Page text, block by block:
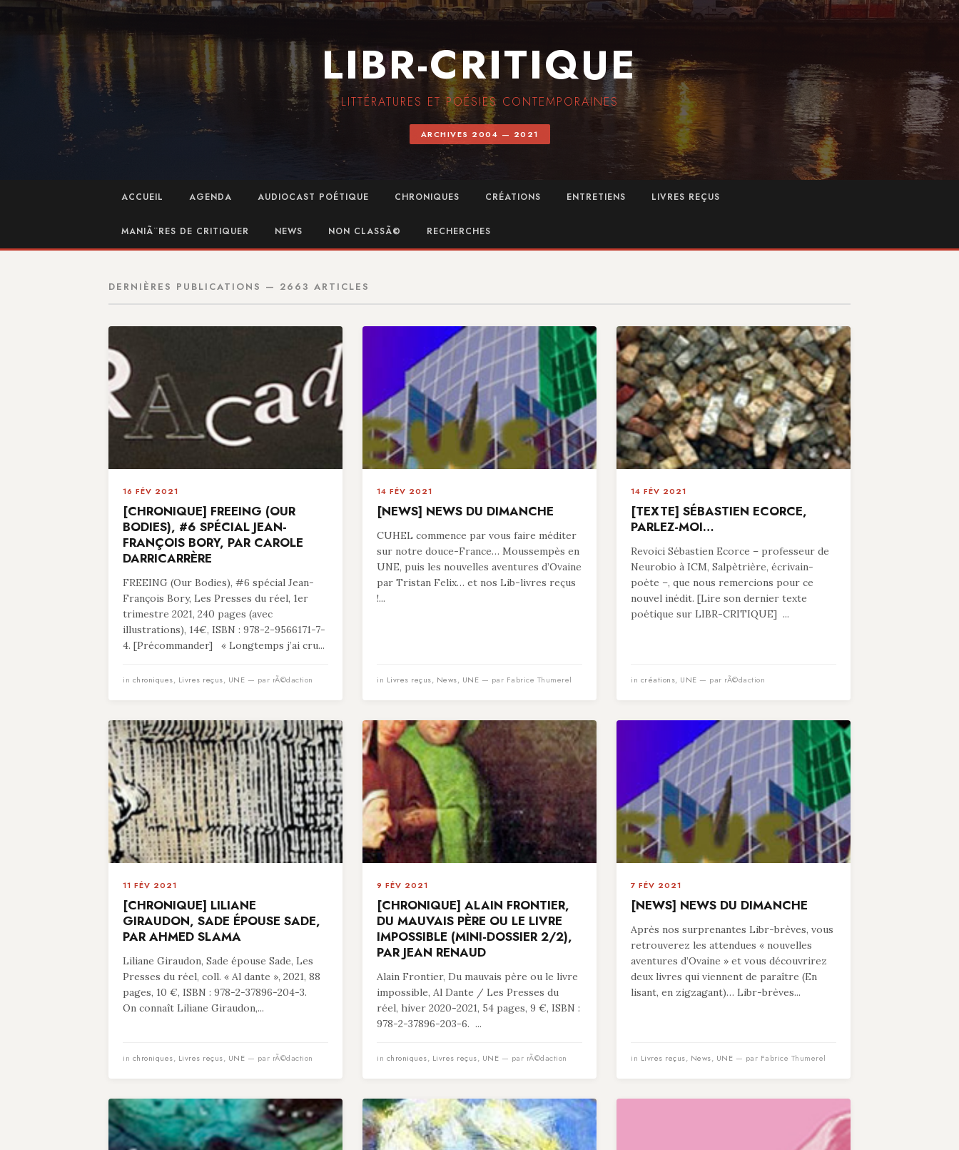
LIBR-CRITIQUE
LITTÉRATURES ET POÉSIES CONTEMPORAINES
ARCHIVES 2004 — 2021
ACCUEIL AGENDA AUDIOCAST POÉTIQUE CHRONIQUES CRÉATIONS ENTRETIENS LIVRES REÇUS
MANIÃ¨RES DE CRITIQUER NEWS NON CLASSÃ© RECHERCHES
DERNIÈRES PUBLICATIONS — 2663 ARTICLES
16 FÉV 2021
[CHRONIQUE] FREEING (OUR
BODIES), #6 SPÉCIAL JEAN-
FRANÇOIS BORY, PAR CAROLE
DARRICARRÈRE
FREEING (Our Bodies), #6 spécial Jean-
François Bory, Les Presses du réel, 1er
trimestre 2021, 240 pages (avec
illustrations), 14€, ISBN : 978-2-9566171-7-
4. [Précommander] « Longtemps j’ai cru...
in chroniques, Livres reçus, UNE — par rÃ©daction
14 FÉV 2021
[NEWS] NEWS DU DIMANCHE
CUHEL commence par vous faire méditer
sur notre douce-France… Moussempès en
UNE, puis les nouvelles aventures d’Ovaine
par Tristan Felix… et nos Lib-livres reçus
!...
in Livres reçus, News, UNE — par Fabrice Thumerel
14 FÉV 2021
[TEXTE] SÉBASTIEN ECORCE,
PARLEZ-MOI…
Revoici Sébastien Ecorce – professeur de
Neurobio à ICM, Salpètrière, écrivain-
poète –, que nous remercions pour ce
nouvel inédit. [Lire son dernier texte
poétique sur LIBR-CRITIQUE] ...
in créations, UNE — par rÃ©daction
11 FÉV 2021
[CHRONIQUE] LILIANE
GIRAUDON, SADE ÉPOUSE SADE,
PAR AHMED SLAMA
Liliane Giraudon, Sade épouse Sade, Les
Presses du réel, coll. « Al dante », 2021, 88
pages, 10 €, ISBN : 978-2-37896-204-3.
On connaît Liliane Giraudon,...
in chroniques, Livres reçus, UNE — par rÃ©daction
9 FÉV 2021
[CHRONIQUE] ALAIN FRONTIER,
DU MAUVAIS PÈRE OU LE LIVRE
IMPOSSIBLE (MINI-DOSSIER 2/2),
PAR JEAN RENAUD
Alain Frontier, Du mauvais père ou le livre
impossible, Al Dante / Les Presses du
réel, hiver 2020-2021, 54 pages, 9 €, ISBN :
978-2-37896-203-6. ...
in chroniques, Livres reçus, UNE — par rÃ©daction
7 FÉV 2021
[NEWS] NEWS DU DIMANCHE
Après nos surprenantes Libr-brèves, vous
retrouverez les attendues « nouvelles
aventures d’Ovaine » et vous découvrirez
deux livres qui viennent de paraître (En
lisant, en zigzagant)… Libr-brèves...
in Livres reçus, News, UNE — par Fabrice Thumerel